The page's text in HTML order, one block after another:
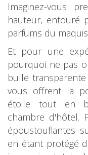
Imaginez-vous
hauteur, entouré
parfums du
Et pour une
pourquoi ne pas
bulle
vous offrent la
étoile tout en
chambre d'hôtel.
époustouflantes
en étant protégé